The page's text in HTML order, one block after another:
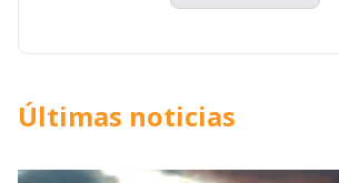
Últimas noticias